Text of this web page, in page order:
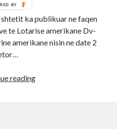
ka publikuar ne faqen
te Lotarise amerikane Dv-
amerikane nisin ne date 2
readingLlotaria
BY